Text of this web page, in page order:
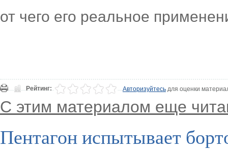
от чего его реальное
Рейтинг: Авторизуйтесьдля оценки
С этим материалом еще
Пентагон испытывает